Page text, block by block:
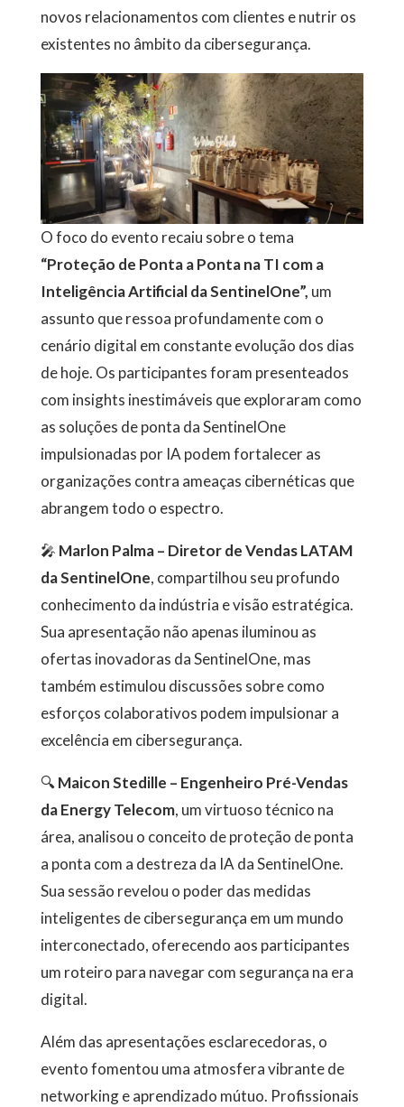
novos relacionamentos com clientes e nutrir os
existentes no âmbito da cibersegurança.
O foco do evento recaiu sobre o tema
“Proteção de Ponta a Ponta na TI com a
Inteligência Artificial da SentinelOne”, um
assunto que ressoa profundamente com o
cenário digital em constante evolução dos dias
de hoje. Os participantes foram presenteados
com insights inestimáveis que exploraram como
as soluções de ponta da SentinelOne
impulsionadas por IA podem fortalecer as
organizações contra ameaças cibernéticas que
abrangem todo o espectro.
🎤 Marlon Palma – Diretor de Vendas LATAM
da SentinelOne, compartilhou seu profundo
conhecimento da indústria e visão estratégica.
Sua apresentação não apenas iluminou as
ofertas inovadoras da SentinelOne, mas
também estimulou discussões sobre como
esforços colaborativos podem impulsionar a
excelência em cibersegurança.
🔍Maicon Stedille – Engenheiro Pré-Vendas
da Energy Telecom, um virtuoso técnico na
área, analisou o conceito de proteção de ponta
a ponta com a destreza da IA da SentinelOne.
Sua sessão revelou o poder das medidas
inteligentes de cibersegurança em um mundo
interconectado, oferecendo aos participantes
um roteiro para navegar com segurança na era
digital.
Além das apresentações esclarecedoras, o
evento fomentou uma atmosfera vibrante de
networking e aprendizado mútuo. Profissionais